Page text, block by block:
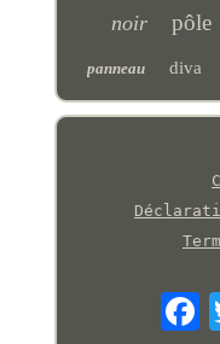
noir pôle
panneau diva